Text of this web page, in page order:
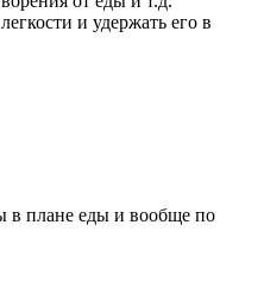
и удержать его в
в плане еды и вообще по